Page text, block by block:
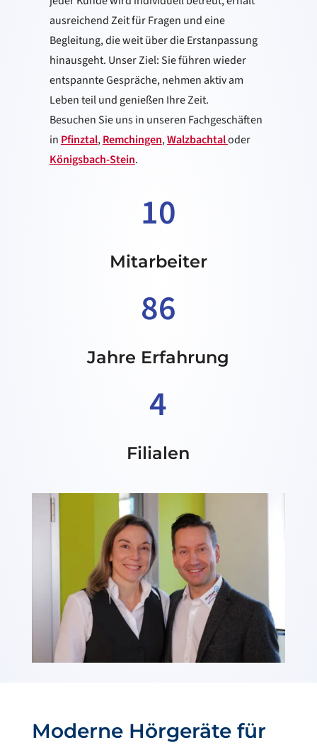
ausreichend Zeit für Fragen und eine
Begleitung, die weit über die Erst­anpassung
hinausgeht. Unser Ziel: Sie führen wieder
entspannte Gespräche, nehmen aktiv am
Leben teil und genießen Ihre Zeit.
Besuchen Sie uns in unseren Fachgeschäften
in Pfinztal,Remchingen,Walzbachtaloder
Königsbach-Stein.
10
Mitarbeiter
86
Jahre Erfahrung
4
Filialen
Moderne Hörgeräte für